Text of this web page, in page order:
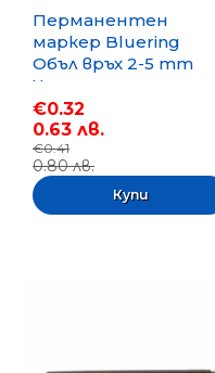
Перманентен
маркер Bluering
Объл връх 2-5 mm
Черен
€0.32
0.63 лв.
€0.41
0.80 лв.